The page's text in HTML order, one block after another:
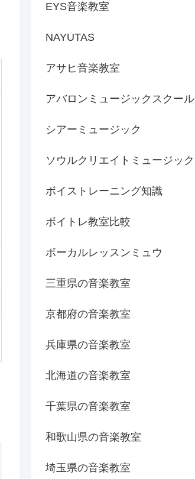
EYS音楽教室
NAYUTAS
アサヒ音楽教室
アバロンミュージックスクール
シアーミュージック
ソウルクリエイトミュージック
ボイストレーニング知識
ボイトレ教室比較
ボーカルレッスンミュウ
三重県の音楽教室
京都府の音楽教室
兵庫県の音楽教室
北海道の音楽教室
千葉県の音楽教室
和歌山県の音楽教室
埼玉県の音楽教室